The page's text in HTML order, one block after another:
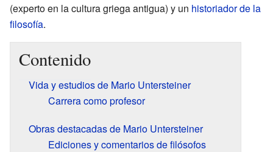
(experto en la cultura griega antigua) y un historiador de la
filosofía.
Contenido
Vida y estudios de Mario Untersteiner
Carrera como profesor
Obras destacadas de Mario Untersteiner
Ediciones y comentarios de filósofos